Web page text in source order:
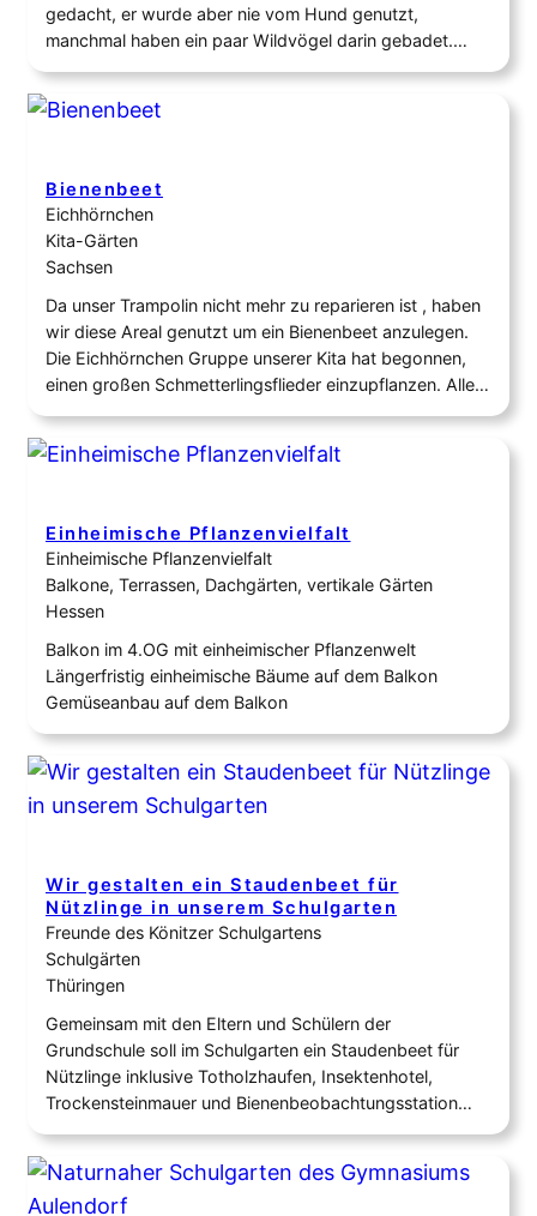
gedacht, er wurde aber nie vom Hund genutzt,
manchmal haben ein paar Wildvögel darin gebadet.
Insgesamt war alles nicht zufriedenstellend bis ich die
Idee mit dem Sumpfbeet sah und sofort umgesetzt
habe. Zuerst wurde der kleine Miniteich mit torffreier…
Bienenbeet
Eichhörnchen
Kita-Gärten
Sachsen
Da unser Trampolin nicht mehr zu reparieren ist , haben
wir diese Areal genutzt um ein Bienenbeet anzulegen.
Die Eichhörnchen Gruppe unserer Kita hat begonnen,
einen großen Schmetterlingsflieder einzupflanzen. Alle
anderen Auenwaldentdeckerkinder, haben Wildblumen
und Kräuter ausgesät und verpflanzt .
Einheimische Pflanzenvielfalt
Einheimische Pflanzenvielfalt
Balkone, Terrassen, Dachgärten, vertikale Gärten
Hessen
Balkon im 4.OG mit einheimischer Pflanzenwelt
Längerfristig einheimische Bäume auf dem Balkon
Gemüseanbau auf dem Balkon
Wir gestalten ein Staudenbeet für
Nützlinge in unserem Schulgarten
Freunde des Könitzer Schulgartens
Schulgärten
Thüringen
Gemeinsam mit den Eltern und Schülern der
Grundschule soll im Schulgarten ein Staudenbeet für
Nützlinge inklusive Totholzhaufen, Insektenhotel,
Trockensteinmauer und Bienenbeobachtungsstation
angelegt werden.